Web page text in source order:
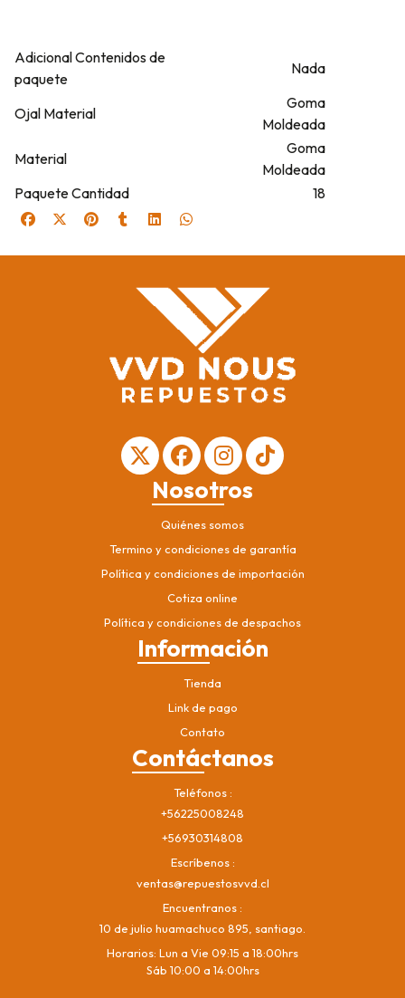
Adicional Contenidos de
paquete
Nada
Ojal Material
Goma
Moldeada
Material
Goma
Moldeada
Paquete Cantidad
18
Nosotros
Quiénes somos
Termino y condiciones de garantía
Política y condiciones de importación
Cotiza online
Política y condiciones de despachos
Información
Tienda
Link de pago
Contato
Contáctanos
Teléfonos
+56225008248
+56930314808
Escríbenos
ventas@repuestosvvd.cl
Encuentranos
10 de julio huamachuco 895, santiago.
Horarios: Lun a Vie 09:15 a 18:00hrs
Sáb 10:00 a 14:00hrs